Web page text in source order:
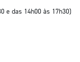
e das 14h00 às 17h30)